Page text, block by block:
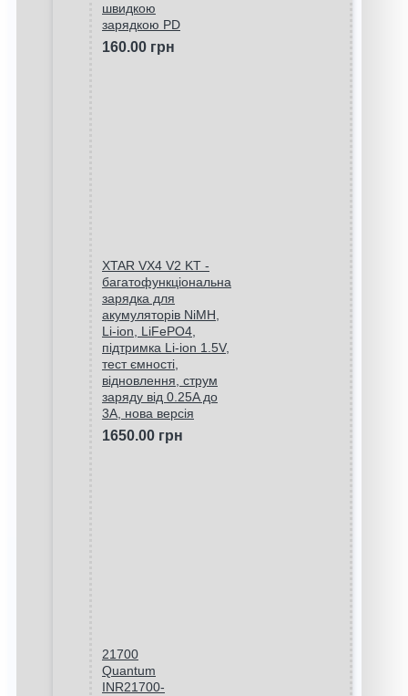
швидкою
зарядкою PD
160.00 грн
XTAR VX4 V2 KT -
багатофункціональна
зарядка для
акумуляторів NiMH,
Li-ion, LiFePO4,
підтримка Li-ion 1.5V,
тест ємності,
відновлення, струм
заряду від 0.25A до
3A, нова версія
1650.00 грн
21700
Quantum
INR21700-